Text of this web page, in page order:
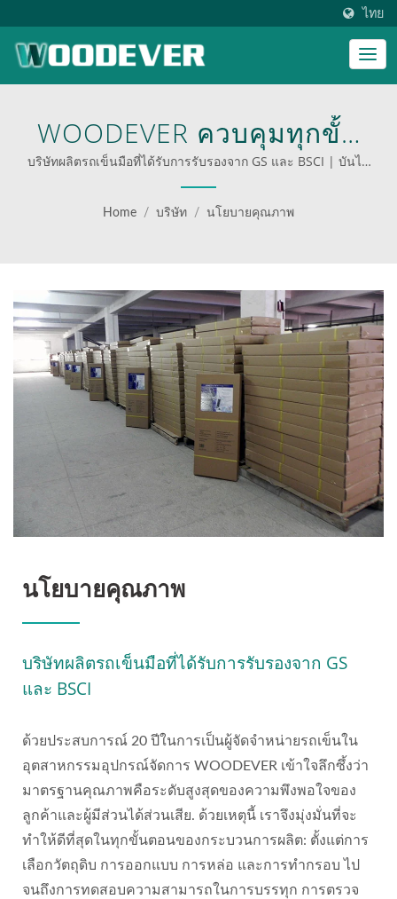
ไทย
WOODEVER ควบคุมทุกขั้น
ตอนของกระบวนการผลิตรถ
เข็นมือและการประกัน
งานของคุณด้วยรถเข็นมือ
และรถเข็นแพลตฟอร์มมือ
อาชีพจาก WOODEVER
บริษัทผลิตรถเข็นมือที่ได้รับการรับรองจาก GS และ BSCI | บันได
ขั้นตอนที่กำหนดเองสำหรับธุรกิจ
Home / บริษัท / นโยบายคุณภาพ
นโยบายคุณภาพ
บริษัทผลิตรถเข็นมือที่ได้รับการรับรองจาก GS
และ BSCI
ด้วยประสบการณ์ 20 ปีในการเป็นผู้จัดจำหน่ายรถเข็นใน
อุตสาหกรรมอุปกรณ์จัดการ WOODEVER เข้าใจลึกซึ้งว่า
มาตรฐานคุณภาพคือระดับสูงสุดของความพึงพอใจของ
ลูกค้าและผู้มีส่วนได้ส่วนเสีย. ด้วยเหตุนี้ เราจึงมุ่งมั่นที่จะ
ทำให้ดีที่สุดในทุกขั้นตอนของกระบวนการผลิต: ตั้งแต่การ
เลือกวัตถุดิบ การออกแบบ การหล่อ และการทำกรอบ ไป
จนถึงการทดสอบความสามารถในการบรรทุก การตรวจ